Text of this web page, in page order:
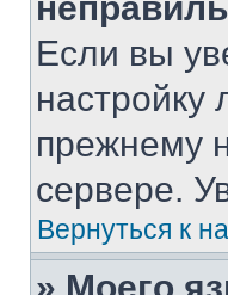
Если вы
настройку
прежнему
сервере.
Вернуться к